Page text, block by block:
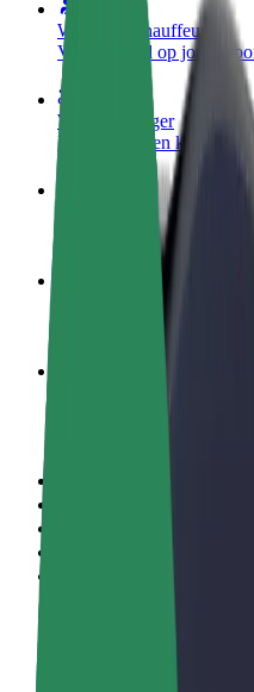
Word een chauffeur
Verdien geld op jouw
Wordt bezorger
Bezorg eten en krijg elke
Voeg een restaurant of
Krijg meer klanten en
Meld je aan als Fleet-
Voeg je fleet toe aan
Bolt-producten en -